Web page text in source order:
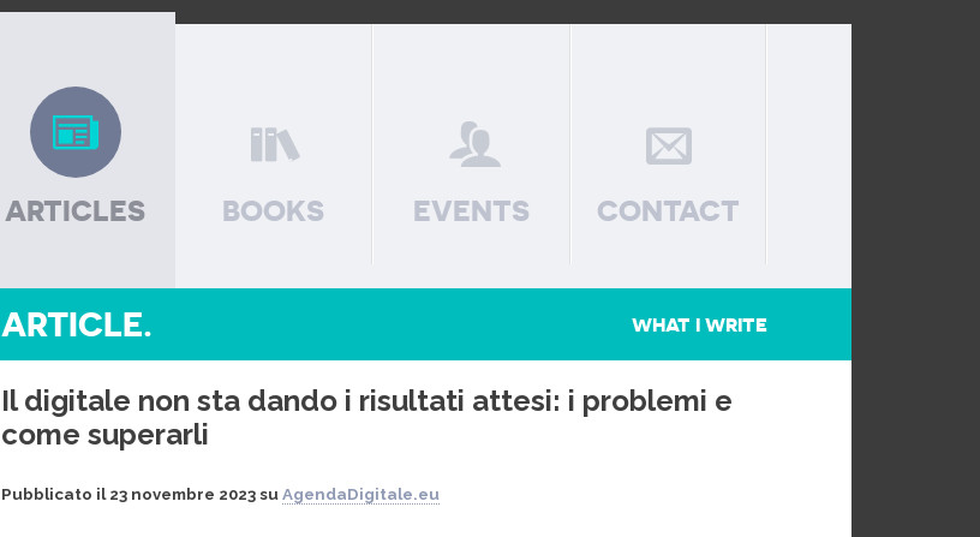
ARTICLES BOOKS EVENTS CONTACT
ARTICLE. WHAT I WRITE
Il digitale non sta dando i risultati attesi: i problemi e
come superarli
Pubblicato il 23 novembre 2023 su AgendaDigitale.eu